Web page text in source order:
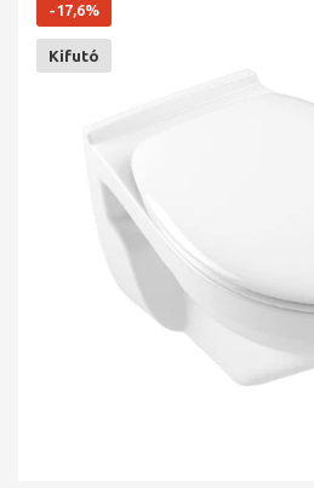
-17,6%
Kifutó